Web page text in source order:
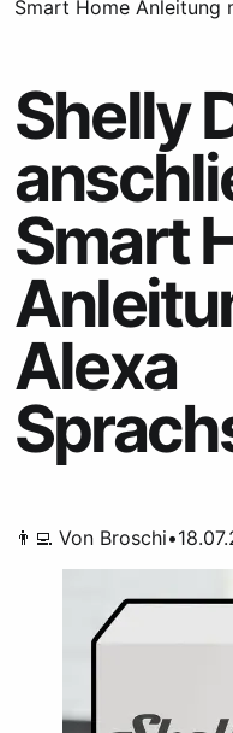
Smart Home Anleitung
Shelly
Smart
Alexa
👨‍💻 Von Broschi•